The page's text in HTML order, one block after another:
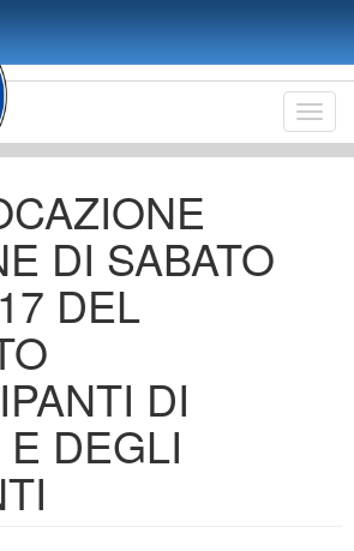
DI SABATO
DEL
DI
DEGLI